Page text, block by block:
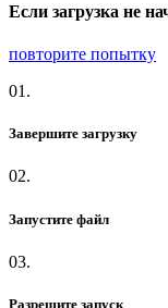
Если загрузка не
повторите попытку
01.
Завершите загрузку
02.
Запустите файл
03.
Разрешите запуск